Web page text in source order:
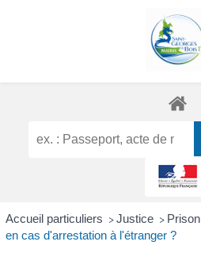
Accueil particuliers > Justice > Prison
en cas d'arrestation à l'étranger ?